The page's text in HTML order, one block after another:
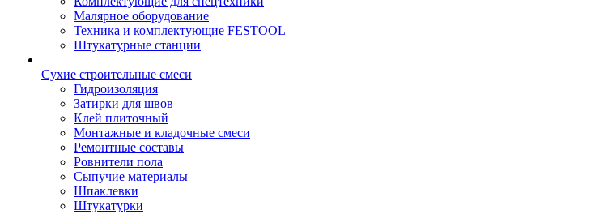
Малярное оборудование
Техника и комплектующие FESTOOL
Штукатурные станции
Сухие строительные смеси
Гидроизоляция
Затирки для швов
Клей плиточный
Монтажные и кладочные смеси
Ремонтные составы
Ровнители пола
Сыпучие материалы
Шпаклевки
Штукатурки